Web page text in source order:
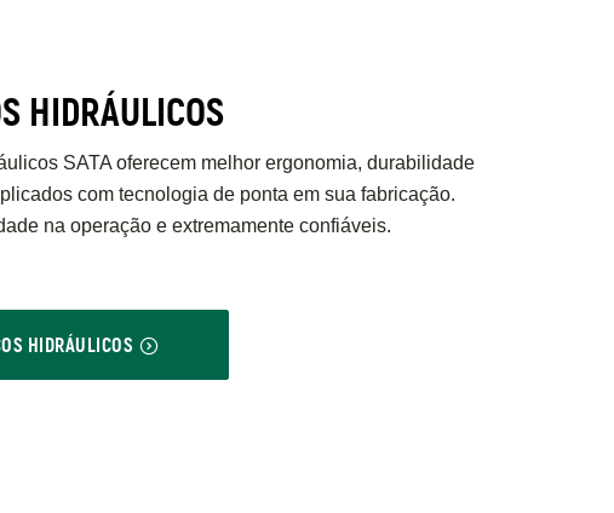
HIDRÁULICOS
SATA oferecem melhor ergonomia, durabilidade
com tecnologia de ponta em sua fabricação.
na operação e extremamente confiáveis.
HIDRÁULICOS